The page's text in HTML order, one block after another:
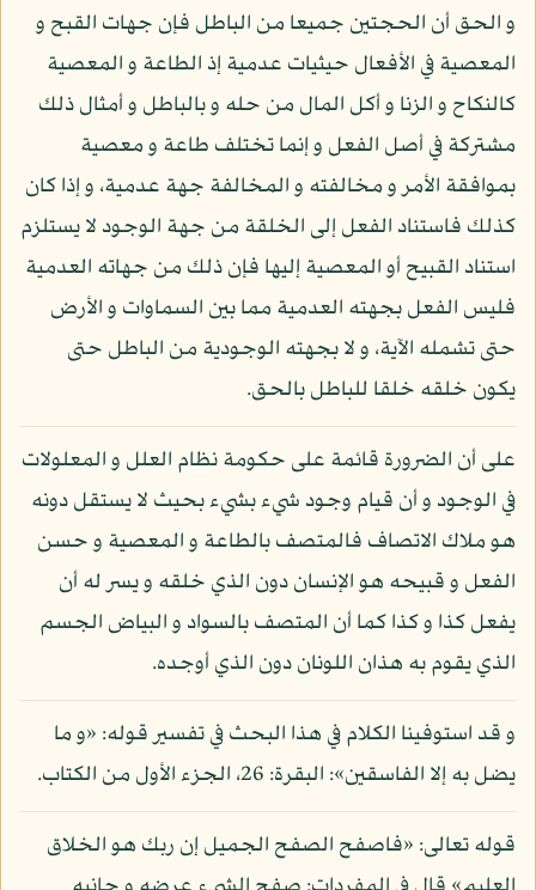
و الحق أن الحجتين جميعا من الباطل فإن جهات القبح و
المعصية في الأفعال حيثيات عدمية إذ الطاعة و المعصية
كالنكاح و الزنا و أكل المال من حله و بالباطل و أمثال ذلك
مشتركة في أصل الفعل و إنما تختلف طاعة و معصية
بموافقة الأمر و مخالفته و المخالفة جهة عدمية، و إذا كان
كذلك فاستناد الفعل إلى الخلقة من جهة الوجود لا يستلزم
استناد القبيح أو المعصية إليها فإن ذلك من جهاته العدمية
فليس الفعل بجهته العدمية مما بين السماوات و الأرض
حتى تشمله الآية، و لا بجهته الوجودية من الباطل حتى
يكون خلقه خلقا للباطل بالحق.
على أن الضرورة قائمة على حكومة نظام العلل و المعلولات
في الوجود و أن قيام وجود شيء بشيء بحيث لا يستقل دونه
هو ملاك الاتصاف فالمتصف بالطاعة و المعصية و حسن
الفعل و قبيحه هو الإنسان دون الذي خلقه و يسر له أن
يفعل كذا و كذا كما أن المتصف بالسواد و البياض الجسم
الذي يقوم به هذان اللونان دون الذي أوجده.
و قد استوفينا الكلام في هذا البحث في تفسير قوله: «و ما
يضل به إلا الفاسقين»: البقرة: 26، الجزء الأول من الكتاب.
قوله تعالى: «فاصفح الصفح الجميل إن ربك هو الخلاق